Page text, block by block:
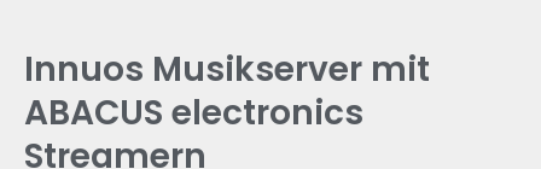
Innuos Musikserver mit
ABACUS electronics
Streamern